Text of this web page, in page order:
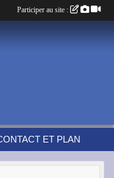
ET PLAN
Participer au site :